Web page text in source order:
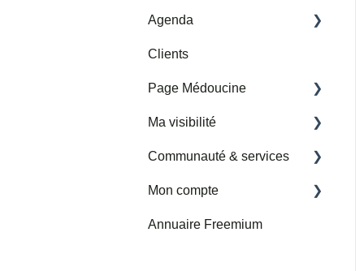
Agenda
Mes horaires et adresses
tiers
Clients
Page Médoucine
Ma page
Avis
Ma visibilité
Partenariats Medoucine
Permettre la prise de
Communauté & services
Nouvelle rubrique
Mon compte
Facturation
Annuaire Freemium